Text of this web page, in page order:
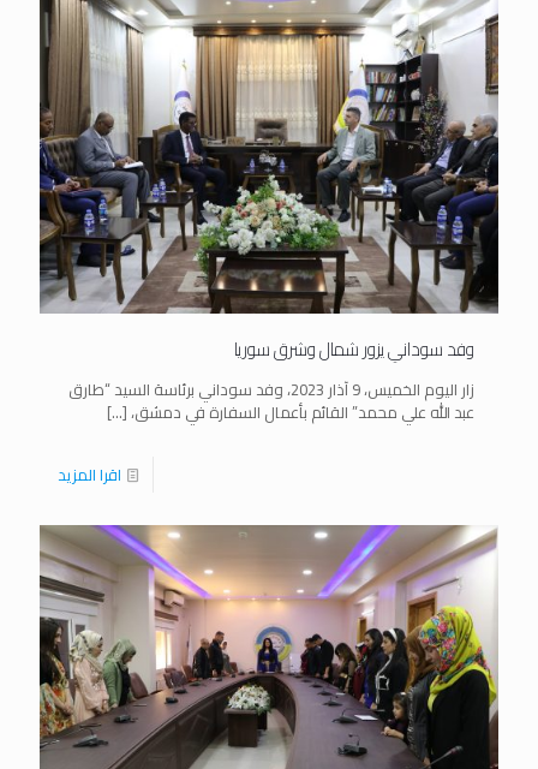
وفد سوداني يزور شمال وشرق سوريا
زار اليوم الخميس، 9 آذار 2023، وفد سوداني برئاسة السيد “طارق
عبد الله علي محمد” القائم بأعمال السفارة في دمشق،[…]
اقرا المزيد